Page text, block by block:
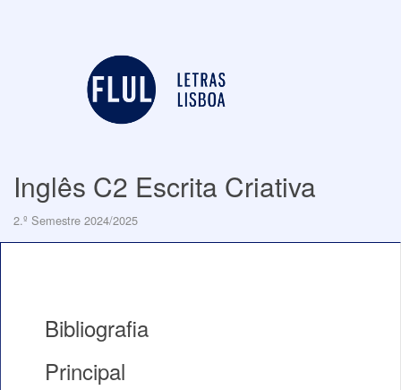
Inglês C2 Escrita Criativa
2.º Semestre 2024/2025
Bibliografia
Principal